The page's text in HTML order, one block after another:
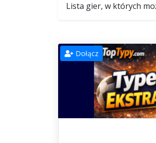
Lista gier, w których
Dołącz